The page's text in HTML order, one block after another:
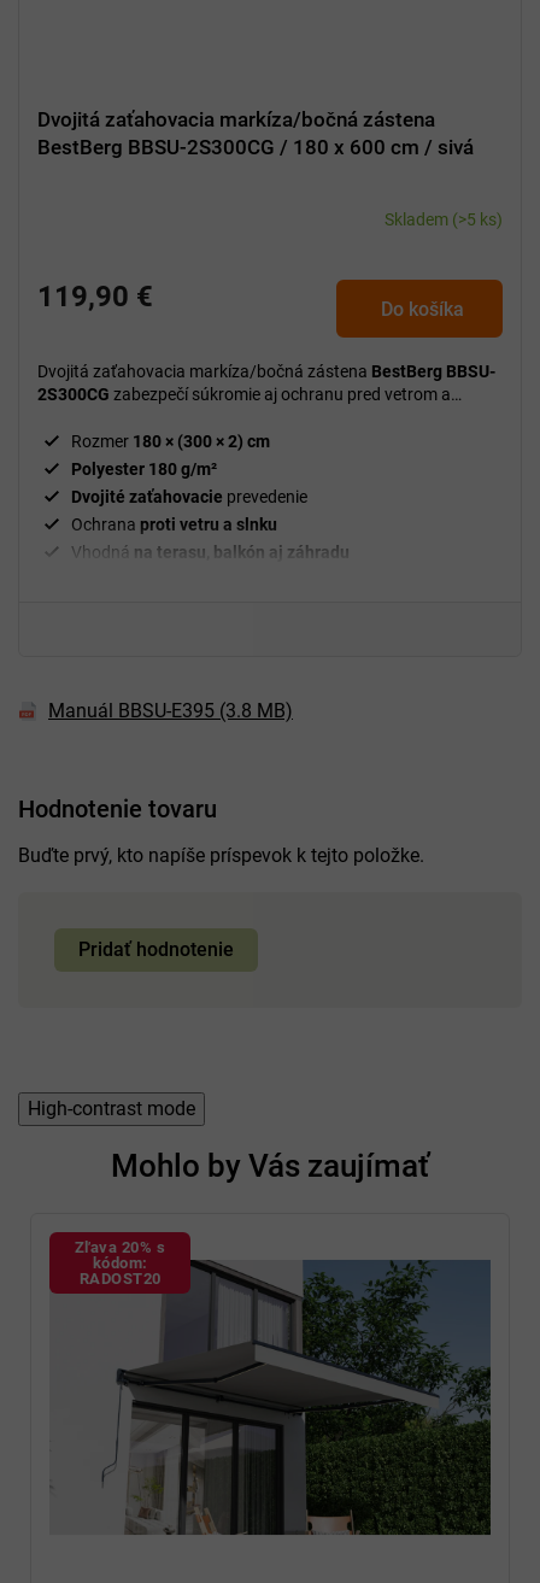
Dvojitá zaťahovacia markíza/bočná zástena
BestBerg BBSU-2S300CG / 180 x 600 cm / sivá
Skladem (>5 ks)
119,90 € Do košíka
Dvojitá zaťahovacia markíza/bočná zástena BestBerg BBSU-
2S300CG zabezpečí súkromie aj ochranu pred vetrom a
Rozmer 180 × (300 × 2) cm
Polyester 180 g/m²
Dvojité zaťahovacie prevedenie
Ochrana proti vetru a slnku
Vhodná na terasu, balkón aj záhradu
Manuál BBSU-E395 (3.8 MB)
Hodnotenie tovaru
Buďte prvý, kto napíše príspevok k tejto položke.
Pridať hodnotenie
High-contrast mode
Mohlo by Vás zaujímať
Zľava 20% s
kódom:
RADOST20